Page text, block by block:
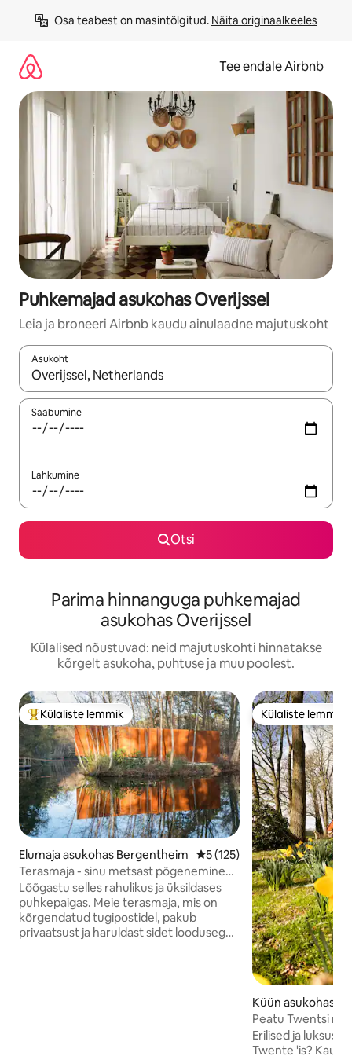
Osa teabest on masintõlgitud. Näita originaalkeeles
Tee endale Airbnb
Puhkemajad asukohas Overijssel
Leia ja broneeri Airbnb kaudu ainulaadne majutuskoht
Asukoht
Kui tulemused on kuvatud, liigu ekraanil nooleklahvidega või
Saabumine
Lahkumine
Otsi
Parima hinnanguga puhkemajad
asukohas Overijssel
Külalised nõustuvad: neid majutuskohti hinnatakse
kõrgelt asukoha, puhtuse ja muu poolest.
Külaliste suur lemmik
Külaliste lemmik
Elumaja asukohas Bergentheim Keskmine hinnang 5/5, 125
5 (125)
Terasmaja - sinu metsast põgenemine
järve ääres
Lõõgastu selles rahulikus ja üksildases
puhkepaigas. Meie terasmaja, mis on
kõrgendatud tugipostidel, pakub
privaatsust ja haruldast sidet loodusega.
Külaliste lemmik
Külaliste lemmik
Küün asukohas
Peatu Twentsi
Erilised ja
Twente 'is?